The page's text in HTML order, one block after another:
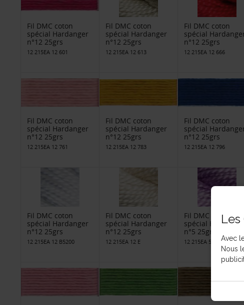
Fil DMC coton
spécial Hardanger
n°12 25grs
12 215EA 12 601
Fil DMC coton
spécial Hardanger
n°12 25grs
12 215EA 12 613
Fil DMC coton
spécial
n°12 25grs
12 215EA 12 666
Fil DMC coton
spécial Hardanger
n°12 25grs
12 215EA 12 761
Fil DMC coton
spécial Hardanger
n°12 25grs
12 215EA 12 783
Fil DMC coton
spécial
n°12 25grs
12 215EA 12 796
Fil DMC coton
spécial Hardanger
n°12 25grs
12 215EA 12 B5200
Fil DMC coton
spécial Hardanger
n°12 25grs
12 215EA 12 E
Fil DMC coton
spécial
n°5 25grs
12 215EA 5 209Avec
Nous